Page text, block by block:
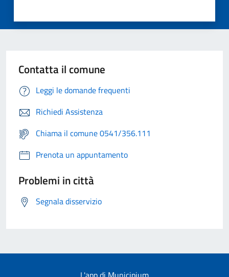
Contatta il comune
Leggi le domande frequenti
Richiedi Assistenza
Chiama il comune 0541/356.111
Prenota un appuntamento
Problemi in città
Segnala disservizio